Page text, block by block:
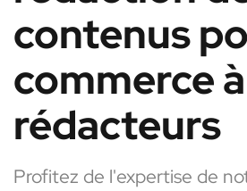
contenus
commerce
rédacteurs
Profitez de l'expertise de